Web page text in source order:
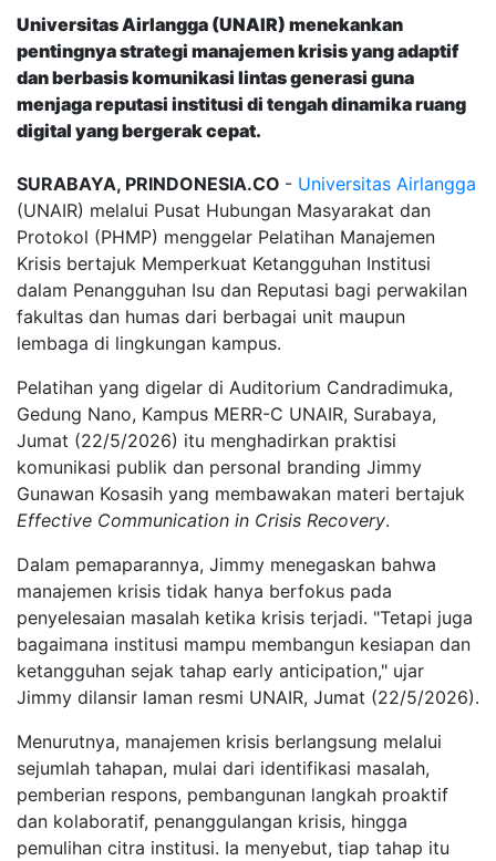
Universitas Airlangga (UNAIR) menekankan
pentingnya strategi manajemen krisis yang adaptif
dan berbasis komunikasi lintas generasi guna
menjaga reputasi institusi di tengah dinamika ruang
digital yang bergerak cepat.
SURABAYA, PRINDONESIA.CO - Universitas Airlangga
(UNAIR) melalui Pusat Hubungan Masyarakat dan
Protokol (PHMP) menggelar Pelatihan Manajemen
Krisis bertajuk Memperkuat Ketangguhan Institusi
dalam Penangguhan Isu dan Reputasi bagi perwakilan
fakultas dan humas dari berbagai unit maupun
lembaga di lingkungan kampus.
Pelatihan yang digelar di Auditorium Candradimuka,
Gedung Nano, Kampus MERR-C UNAIR, Surabaya,
Jumat (22/5/2026) itu menghadirkan praktisi
komunikasi publik dan personal branding Jimmy
Gunawan Kosasih yang membawakan materi bertajuk
Effective Communication in Crisis Recovery.
Dalam pemaparannya, Jimmy menegaskan bahwa
manajemen krisis tidak hanya berfokus pada
penyelesaian masalah ketika krisis terjadi. "Tetapi juga
bagaimana institusi mampu membangun kesiapan dan
ketangguhan sejak tahap early anticipation," ujar
Jimmy dilansir laman resmi UNAIR, Jumat (22/5/2026).
Menurutnya, manajemen krisis berlangsung melalui
sejumlah tahapan, mulai dari identifikasi masalah,
pemberian respons, pembangunan langkah proaktif
dan kolaboratif, penanggulangan krisis, hingga
pemulihan citra institusi. Ia menyebut, tiap tahap itu